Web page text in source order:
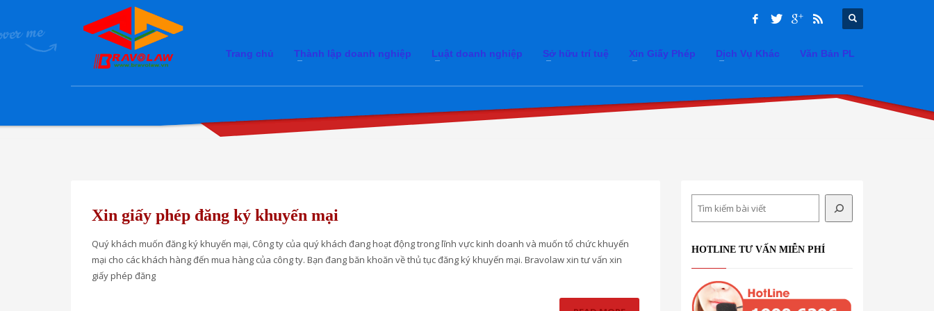
Trang chủ Thành lập doanh nghiệp Luật doanh nghiệp Sở hữu trí tuệ Xin Giấy Phép Dịch Vụ Khác Văn Bản PL
Xin giấy phép đăng ký khuyến mại
Quý khách muốn đăng ký khuyến mại, Công ty của quý khách đang hoạt động trong lĩnh vực kinh doanh và muốn tổ chức khuyến
mại cho các khách hàng đến mua hàng của công ty. Bạn đang băn khoăn về thủ tục đăng ký khuyến mại. Bravolaw xin tư vấn xin
giấy phép đăng
HOTLINE TƯ VẤN MIỄN PHÍ